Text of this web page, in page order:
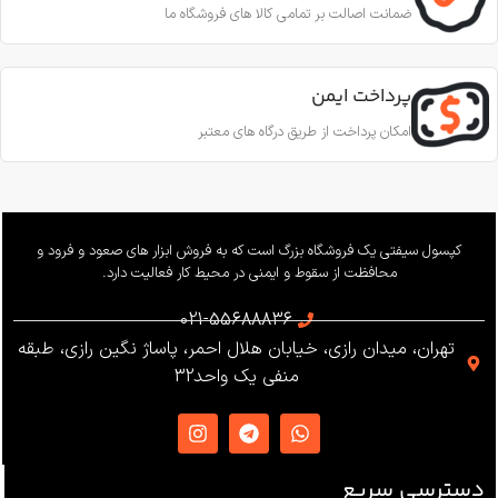
استاندارد
CE EN353-2; CE EN358; CE
EN12841-A
ساخت ترکیه
قطر طناب
11.5 تا 10.5 میلی‌متر
وزن 655 گرم
استاندارد
EN12841 ،EN341 ،ANSI Z359
،NFPA1983
ساخت
ضمانت اصالت بر تمامی کالا های فروشگاه ما
پرداخت ایمن
امکان پرداخت از طریق درگاه های معتبر
کپسول سیفتی یک فروشگاه بزرگ است که به فروش ابزار های صعود و فرود و
محافظت از سقوط و ایمنی در محیط کار فعالیت دارد.
021-55688836
تهران، میدان رازی، خیابان هلال احمر، پاساژ نگین رازی، طبقه
منفی یک واحد32
دسترسی سریع